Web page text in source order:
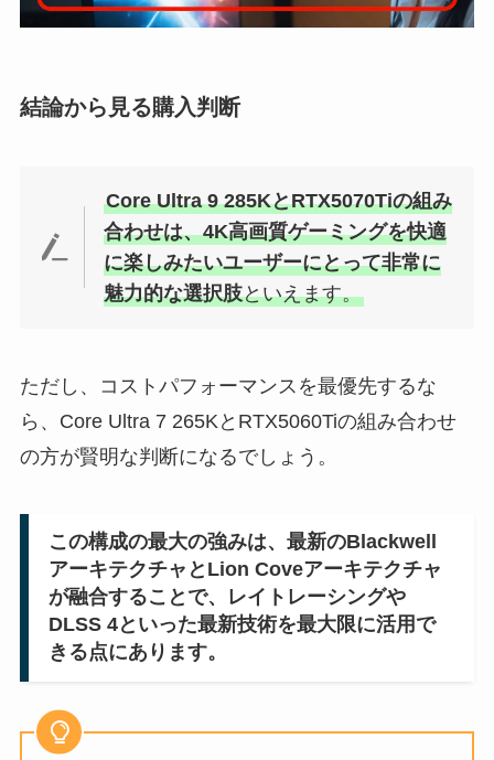
結論から見る購入判断
Core Ultra 9 285KとRTX5070Tiの組み
合わせは、4K高画質ゲーミングを快適
に楽しみたいユーザーにとって非常に
魅力的な選択肢といえます。
ただし、コストパフォーマンスを最優先するな
ら、Core Ultra 7 265KとRTX5060Tiの組み合わせ
の方が賢明な判断になるでしょう。
この構成の最大の強みは、最新のBlackwell
アーキテクチャとLion Coveアーキテクチャ
が融合することで、レイトレーシングや
DLSS 4といった最新技術を最大限に活用で
きる点にあります。